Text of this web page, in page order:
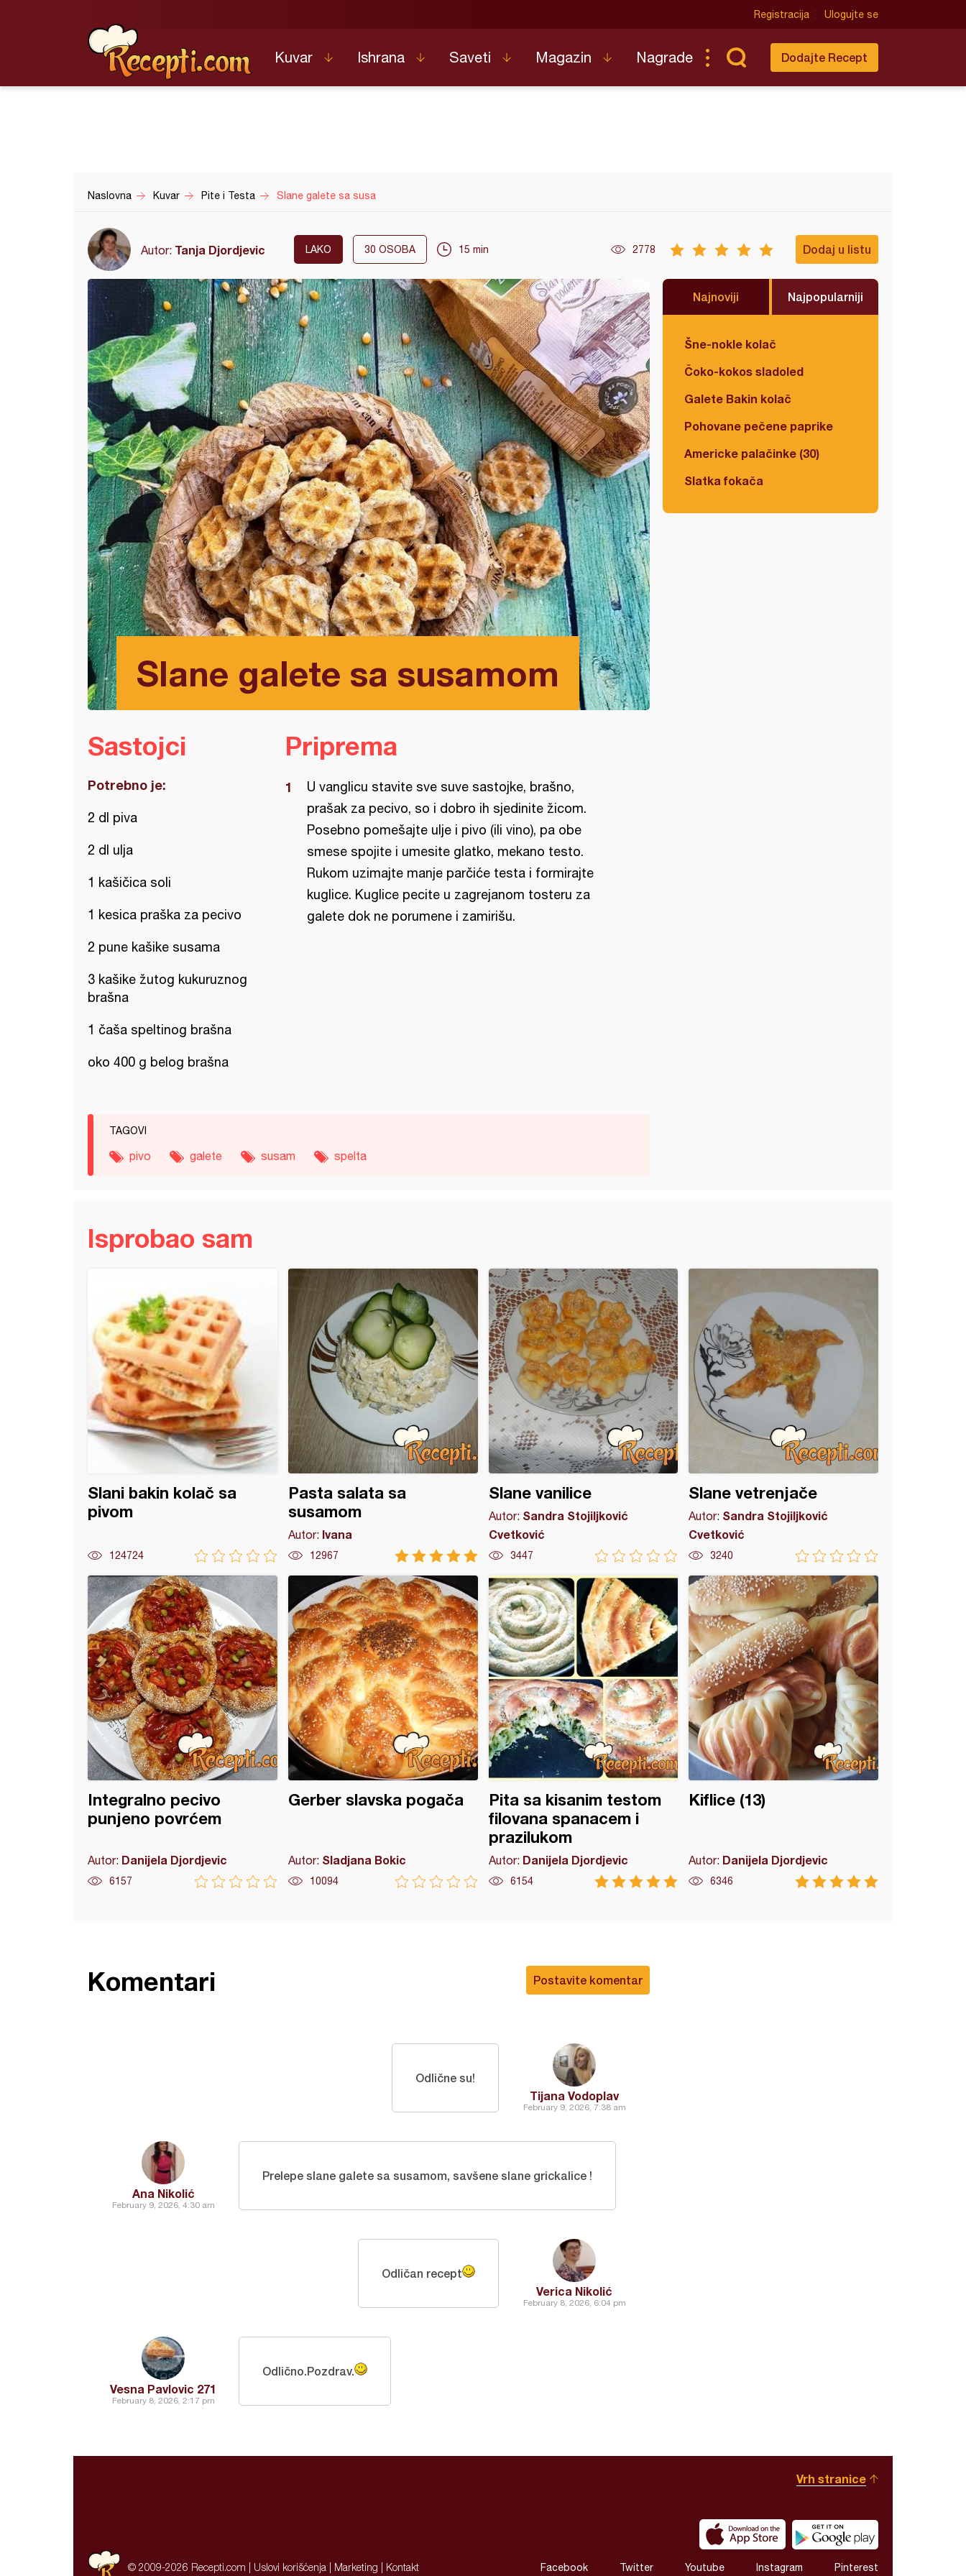
Registracija Ulogujte se
Kuvar Ishrana Saveti Magazin Nagrade Dodajte Recept
Naslovna Kuvar Pite i Testa Slane galete sa susa
Autor: Tanja Djordjevic LAKO 30 OSOBA 15 min 2778 Dodaj u listu
Slane galete sa susamom
Najnoviji Najpopularniji
Šne-nokle kolač
Čoko-kokos sladoled
Galete Bakin kolač
Pohovane pečene paprike
Americke palačinke (30)
Slatka fokača
Sastojci
Potrebno je:
2 dl piva
2 dl ulja
1 kašičica soli
1 kesica praška za pecivo
2 pune kašike susama
3 kašike žutog kukuruznog
brašna
1 čaša speltinog brašna
oko 400 g belog brašna
Priprema
U vanglicu stavite sve suve sastojke, brašno,
prašak za pecivo, so i dobro ih sjedinite žicom.
Posebno pomešajte ulje i pivo (ili vino), pa obe
smese spojite i umesite glatko, mekano testo.
Rukom uzimajte manje parčiće testa i formirajte
kuglice. Kuglice pecite u zagrejanom tosteru za
galete dok ne porumene i zamirišu.
TAGOVI
pivo galete susam spelta
Isprobao sam
Slani bakin kolač sa
pivom
124724
Pasta salata sa
susamom
Autor: Ivana
12967
Slane vanilice
Autor: Sandra Stojiljković
Cvetković
3447
Slane vetrenjače
Autor: Sandra Stojiljković
Cvetković
3240
Integralno pecivo
punjeno povrćem
Autor: Danijela Djordjevic
6157
Gerber slavska pogača
Autor: Sladjana Bokic
10094
Pita sa kisanim testom
filovana spanacem i
prazilukom
Autor: Danijela Djordjevic
6154
Kiflice (13)
Autor: Danijela Djordjevic
6346
Postavite komentar
Komentari
Tijana Vodoplav
February 9, 2026, 7:38 am
Odlične su!
Ana Nikolić
February 9, 2026, 4:30 am
Prelepe slane galete sa susamom, savšene slane grickalice !
Verica Nikolić
February 8, 2026, 6:04 pm
Odličan recept
Vesna Pavlovic 271
February 8, 2026, 2:17 pm
Odlično.Pozdrav.
Vrh stranice
© 2009-2026 Recepti.com | Uslovi korišćenja Marketing Kontakt Facebook Twitter Youtube Instagram Pinterest